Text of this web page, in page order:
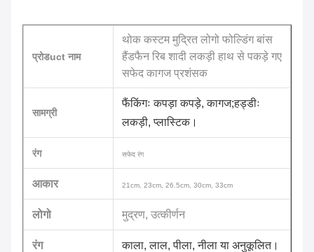
प्रोडuct नाम
थोक कस्टम मुद्रित लोगो फोल्डिंग बांस
हैंडफैन रिब शादी लकड़ी हाथ से पकड़े गए
सफेद कागज प्रशंसक
सामग्री
फैंकिंगः कपड़ा कपड़े, कागज;हड्डीः
लकड़ी, प्लास्टिक।
रंग सफेद रंग
आकार 21cm, 23cm, 26.5cm, 30cm, 33cm
लोगो मुद्रण, उत्कीर्णन
रंग काला, लाल, पीला, नीला या अनुकूलित।